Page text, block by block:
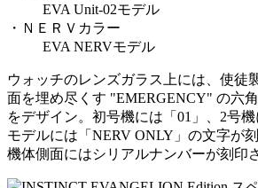
EVA Unit-02モデル
・ＮＥＲＶカラー
EVA NERVモデル
ウォッチのレンズガラス上には、使徒
面を埋め尽くす "EMERGENCY" の六
をデザイン。初号機には「01」、2号
モデルには「NERV ONLY」の文字が
機体側面にはシリアルナンバーが刻印